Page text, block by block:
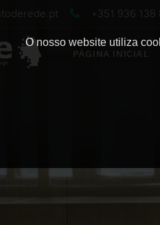
+351 936 138
PÁGINA INICIAL
O nosso website utiliza